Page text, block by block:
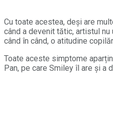
Cu toate acestea, deși are
când a devenit tătic, artistul
când în când, o atitudine
Toate aceste simptome
Pan, pe care Smiley îl are și a